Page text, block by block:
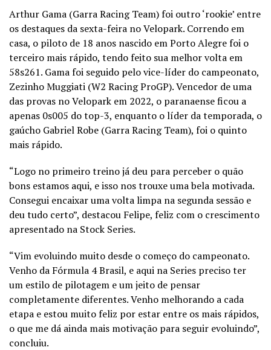
Arthur Gama (Garra Racing Team) foi outro ‘rookie’ entre
os destaques da sexta-feira no Velopark. Correndo em
casa, o piloto de 18 anos nascido em Porto Alegre foi o
terceiro mais rápido, tendo feito sua melhor volta em
58s261. Gama foi seguido pelo vice-líder do campeonato,
Zezinho Muggiati (W2 Racing ProGP). Vencedor de uma
das provas no Velopark em 2022, o paranaense ficou a
apenas 0s005 do top-3, enquanto o líder da temporada, o
gaúcho Gabriel Robe (Garra Racing Team), foi o quinto
mais rápido.
“Logo no primeiro treino já deu para perceber o quão
bons estamos aqui, e isso nos trouxe uma bela motivada.
Consegui encaixar uma volta limpa na segunda sessão e
deu tudo certo”, destacou Felipe, feliz com o crescimento
apresentado na Stock Series.
“Vim evoluindo muito desde o começo do campeonato.
Venho da Fórmula 4 Brasil, e aqui na Series preciso ter
um estilo de pilotagem e um jeito de pensar
completamente diferentes. Venho melhorando a cada
etapa e estou muito feliz por estar entre os mais rápidos,
o que me dá ainda mais motivação para seguir evoluindo”,
concluiu.